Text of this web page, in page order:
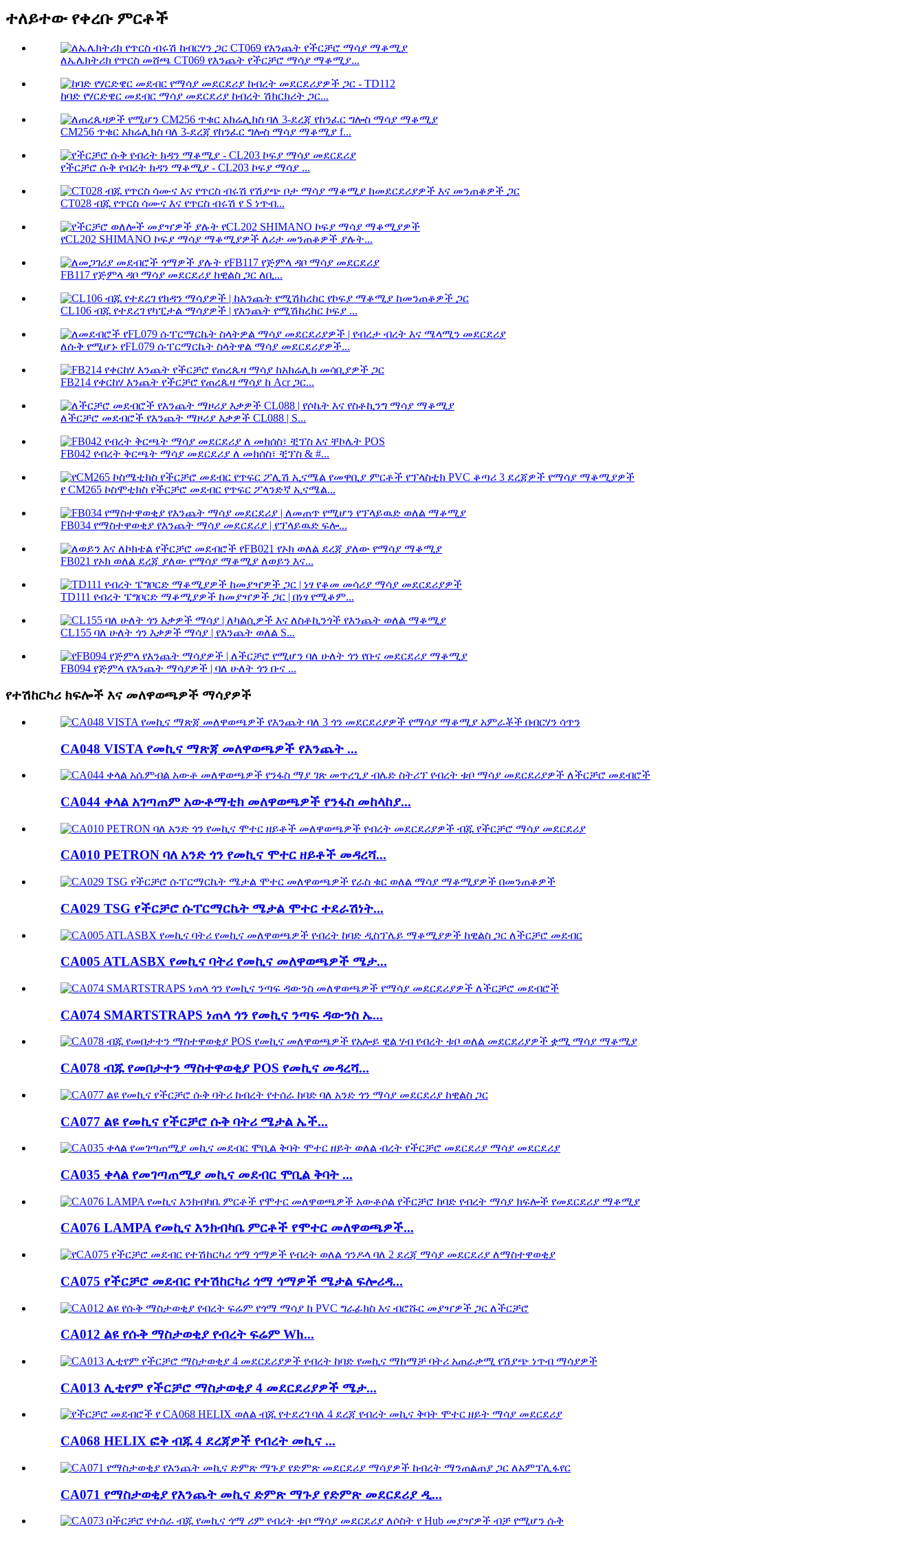
ተለይተው የቀረቡ ምርቶች
ለኤሌክትሪክ የጥርስ መሸጫ CT069 የእንጨት የችርቻሮ ማሳያ ማቆሚያ...
ከባድ የሃርድዌር መደብር ማሳያ መደርደሪያ ከብረት ሽክርክሪት ጋር...
CM256 ጥቁር አክሬሊክስ ባለ 3-ደረጃ የከንፈር ግሎስ ማሳያ ማቆሚያ f...
የችርቻሮ ሱቅ የብረት ክዳን ማቆሚያ - CL203 ኮፍያ ማሳያ ...
CT028 ብጁ የጥርስ ሳሙና እና የጥርስ ብሩሽ የ S ነጥብ...
የCL202 SHIMANO ኮፍያ ማሳያ ማቆሚያዎች ለሪታ መንጠቆዎች ያሉት...
FB117 የጅምላ ዳቦ ማሳያ መደርደሪያ ከዊልስ ጋር ለቢ...
CL106 ብጁ የተደረገ የካፒታል ማሳያዎች | የእንጨት የሚሽከረከር ኮፍያ ...
ለሱቅ የሚሆኑ የFL079 ሱፐርማርኬት ስላትዋል ማሳያ መደርደሪያዎች...
FB214 የቀርከሃ እንጨት የችርቻሮ የጠረጴዛ ማሳያ ከ Acr ጋር...
ለችርቻሮ መደብሮች የእንጨት ማዞሪያ እቃዎች CL088 | S...
FB042 የብረት ቅርጫት ማሳያ መደርደሪያ ለ መክሰስ፣ ቺፕስ & #...
የ CM265 ኮስሞቲክስ የችርቻሮ መደብር የጥፍር ፖላንድኛ ኢናሜል...
FB034 የማስተዋወቂያ የእንጨት ማሳያ መደርደሪያ | የፕላይዉድ ፍሎ...
FB021 የኦክ ወለል ደረጃ ያለው የማሳያ ማቆሚያ ለወይን እና...
TD111 የብረት ፔግቦርድ ማቆሚያዎች ከመያዣዎች ጋር | በነፃ የሚቆም...
CL155 ባለ ሁለት ጎን እቃዎች ማሳያ | የእንጨት ወለል S...
FB094 የጅምላ የእንጨት ማሳያዎች | ባለ ሁለት ጎን ቡና ...
የተሽከርካሪ ክፍሎች እና መለዋወጫዎች ማሳያዎች
CA048 VISTA የመኪና ማጽጃ መለዋወጫዎች የእንጨት ...
CA044 ቀላል አገጣጠም አውቶማቲክ መለዋወጫዎች የንፋስ መከላከያ...
CA010 PETRON ባለ አንድ ጎን የመኪና ሞተር ዘይቶች መዳረሻ...
CA029 TSG የችርቻሮ ሱፐርማርኬት ሜታል ሞተር ተደራሽነት...
CA005 ATLASBX የመኪና ባትሪ የመኪና መለዋወጫዎች ሜታ...
CA074 SMARTSTRAPS ነጠላ ጎን የመኪና ንጣፍ ዳውንስ ኤ...
CA078 ብጁ የመበታተን ማስተዋወቂያ POS የመኪና መዳረሻ...
CA077 ልዩ የመኪና የችርቻሮ ሱቅ ባትሪ ሜታል ኤች...
CA035 ቀላል የመገጣጠሚያ መኪና መደብር ሞቢል ቅባት ...
CA076 LAMPA የመኪና እንክብካቤ ምርቶች የሞተር መለዋወጫዎች...
CA075 የችርቻሮ መደብር የተሽከርካሪ ጎማ ጎማዎች ሜታል ፍሎሪዳ...
CA012 ልዩ የሱቅ ማስታወቂያ የብረት ፍሬም Wh...
CA013 ሊቲየም የችርቻሮ ማስታወቂያ 4 መደርደሪያዎች ሜታ...
CA068 HELIX ፎቅ ብጁ 4 ደረጃዎች የብረት መኪና ...
CA071 የማስታወቂያ የእንጨት መኪና ድምጽ ማጉያ የድምጽ መደርደሪያ ዲ...